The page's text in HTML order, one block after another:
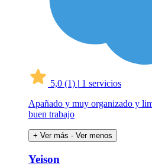
5,0 (1) | 1 servicios
Apañado y muy organizado y
buen trabajo
+ Ver más - Ver menos
Yeison